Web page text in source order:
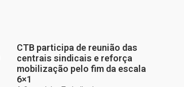
CTB participa de reunião das
centrais sindicais e reforça
mobilização pelo fim da escala
6×1